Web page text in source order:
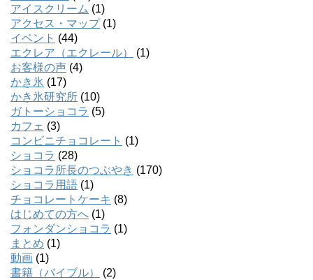
アイスクリーム (1)
アクセス・マップ(1)
イベント (44)
エクレア（エクレール）
(1)
お客様の声 (4)
かき氷 (17)
かき氷研究所 (10)
ガトーショコラ (5)
カフェ (3)
コンビニチョコレート (1)
ショコラ (28)
ショコラ所長のつぶやき (170)
ショコラ用語 (1)
チョコレートケーキ (8)
はじめての方へ (1)
フォンダンショコラ (1)
まとめ (1)
動画 (1)
書籍（バイブル）
(2)